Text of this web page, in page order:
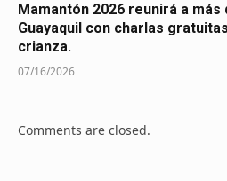
Mamantón 2026 reunirá a
Guayaquil con charlas
crianza.
07/16/2026
Comments are closed.